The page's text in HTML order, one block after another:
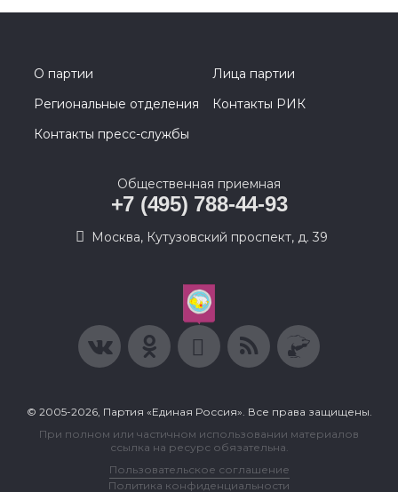
О партии
Лица партии
Региональные отделения
Контакты РИК
Контакты пресс-службы
Общественная приемная
+7 (495) 788-44-93
Москва, Кутузовский проспект, д. 39
© 2005-2026, Партия «Единая Россия». Все права защищены.
При полном или частичном использовании материалов
ссылка на ресурс обязательна.
Пользовательское соглашение
Политика конфиденциальности